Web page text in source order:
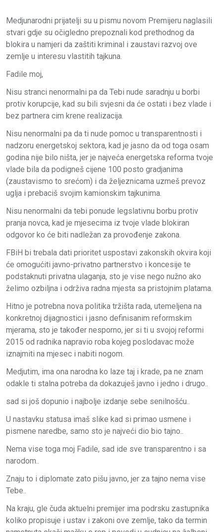
Medjunarodni prijatelji su u pismu novom Premijeru naglasili
stvari gdje su očigledno prepoznali kod prethodnog da
blokira u namjeri da zaštiti kriminal i zaustavi razvoj ove
zemlje u interesu vlastitih tajkuna.
Fadile moj,
Nisu stranci nenormalni pa da Tebi nude saradnju u borbi
protiv korupcije, kad su bili svjesni da će ostati i bez vlade i
bez partnera cim krene realizacija.
Nisu nenormalni pa da ti nude pomoc u transparentnosti i
nadzoru energetskoj sektora, kad je jasno da od toga osam
godina nije bilo ništa, jer je najveća energetska reforma tvoje
vlade bila da podigneš cijene 100 posto gradjanima
(zaustavismo to srećom) i da željeznicama uzmeš prevoz
uglja i prebaciš svojim kamionskim tajkunima.
Nisu nenormalni da tebi ponude legslativnu borbu protiv
pranja novca, kad je mjesecima iz tvoje vlade blokiran
odgovor ko će biti nadležan za provođenje zakona.
FBiH bi trebala dati prioritet uspostavi zakonskih okvira koji
će omogućiti javno-privatno partnerstvo i koncesije te
podstaknuti privatna ulaganja, sto je vise nego nužno ako
želimo ozbiljna i održiva radna mjesta sa pristojnim platama.
Hitno je potrebna nova politika tržišta rada, utemeljena na
konkretnoj dijagnostici i jasno definisanim reformskim
mjerama, sto je također nesporno, jer si ti u svojoj reformi
2015 od radnika napravio roba kojeg poslodavac može
iznajmiti na mjesec i nabiti nogom.
Medjutim, ima ona narodna ko laze taj i krade, pa ne znam
odakle ti stalna potreba da dokazuješ javno i jedno i drugo..
sad si još dopunio i najbolje izdanje sebe senilnošću..
U nastavku statusa imaš slike kad si primao usmene i
pismene naredbe, samo sto je najveći dio bio tajno..
Nema vise toga moj Fadile, sad ide sve transparentno i sa
narodom..
Znaju to i diplomate zato pišu javno, jer za tajno nema vise
Tebe..
Na kraju, gle čuda aktuelni premijer ima podrsku zastupnika
koliko propisuje i ustav i zakoni ove zemlje, tako da termin